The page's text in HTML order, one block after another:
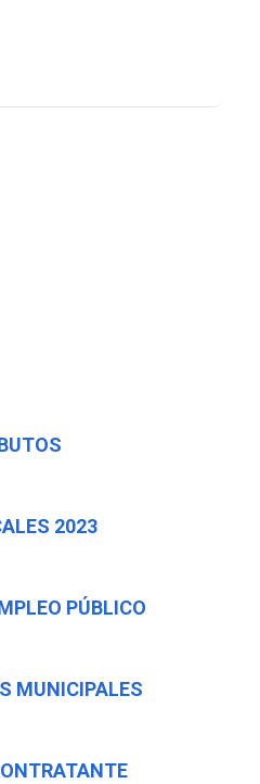
2023
PÚBLICO
MUNICIPALES